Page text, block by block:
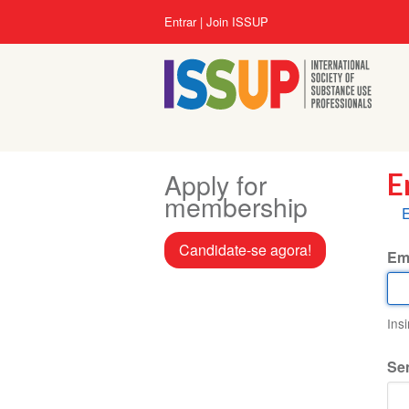
Menu
da
conta
do
usuário
Entrar Join ISSUP
Apply for
membership
Candidate-se agora!